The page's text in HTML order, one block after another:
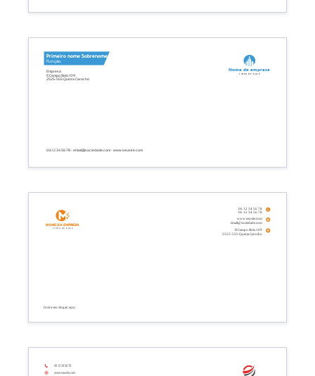
06 12 34 56 78 - email@sociedade.com - www.seusite.com
Empresa
R Campo Bola 109
2525-555 Quinta Carocho
Primeiro nome Sobrenome
Função
Nome da empresa
Linha de base
Insira seu slogan aqui
R Campo Bola 109
2525-555 Quinta Carocho
www.seusite.com
email@sociedade.com
06 12 34 56 78
06 12 34 56 78
Nome da empresa
Linha de base
06 12 34 56 78
www.seusite.com